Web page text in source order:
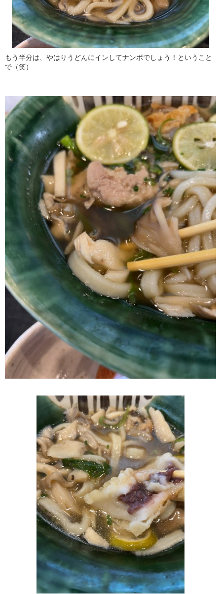
もう半分は、やはりうどんにインしてナンボでしょう！ということ
で（笑）